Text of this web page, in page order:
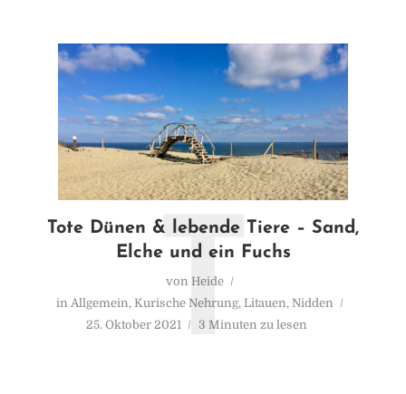
Tote Dünen & lebende Tiere – Sand,
Elche und ein Fuchs
von Heide
in Allgemein, Kurische Nehrung, Litauen, Nidden
25. Oktober 2021
3 Minuten zu lesen
T